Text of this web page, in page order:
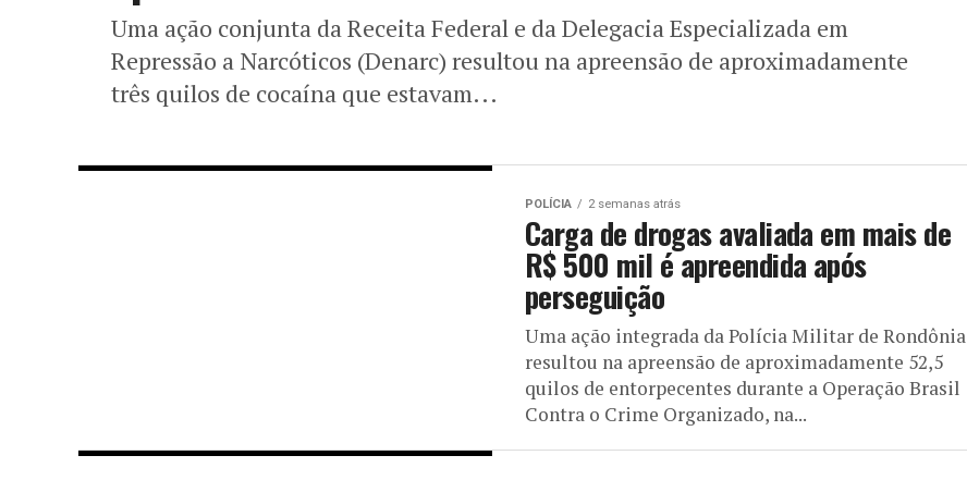
Uma ação conjunta da Receita Federal e da Delegacia Especializada em
Repressão a Narcóticos (Denarc) resultou na apreensão de aproximadamente
três quilos de cocaína que estavam...
POLÍCIA 2 semanas atrás
Carga de drogas avaliada em mais de
R$ 500 mil é apreendida após
perseguição
Uma ação integrada da Polícia Militar de Rondônia
resultou na apreensão de aproximadamente 52,5
quilos de entorpecentes durante a Operação Brasil
Contra o Crime Organizado, na...